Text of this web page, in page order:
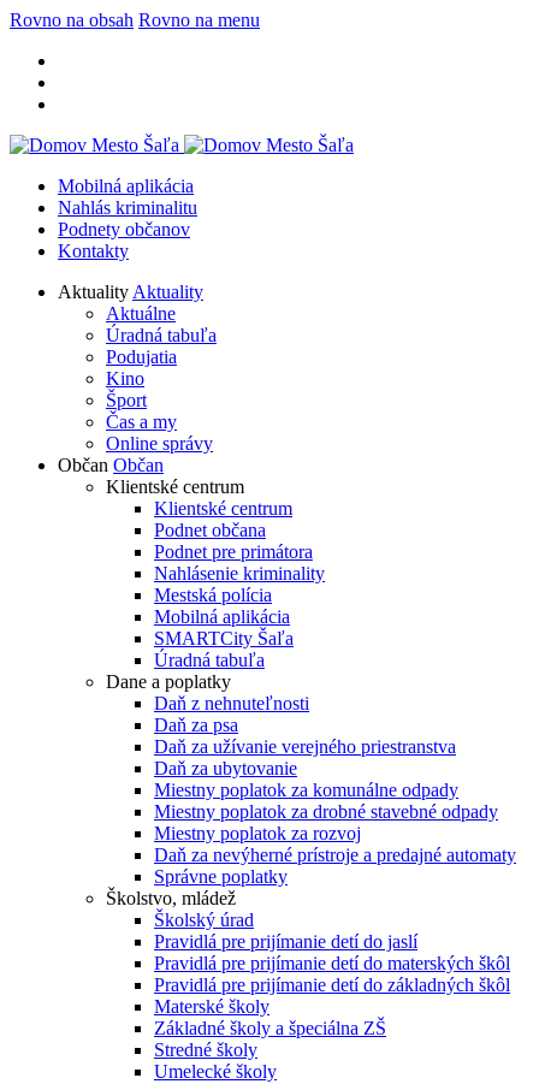
Rovno na obsah Rovno na menu
Mobilná aplikácia
Nahlás kriminalitu
Podnety občanov
Kontakty
Aktuality Aktuality
Aktuálne
Úradná tabuľa
Podujatia
Kino
Šport
Čas a my
Online správy
Občan Občan
Klientské centrum
Klientské centrum
Podnet občana
Podnet pre primátora
Nahlásenie kriminality
Mestská polícia
Mobilná aplikácia
SMARTCity Šaľa
Úradná tabuľa
Dane a poplatky
Daň z nehnuteľnosti
Daň za psa
Daň za užívanie verejného priestranstva
Daň za ubytovanie
Miestny poplatok za komunálne odpady
Miestny poplatok za drobné stavebné odpady
Miestny poplatok za rozvoj
Daň za nevýherné prístroje a predajné automaty
Správne poplatky
Školstvo, mládež
Školský úrad
Pravidlá pre prijímanie detí do jaslí
Pravidlá pre prijímanie detí do materských škôl
Pravidlá pre prijímanie detí do základných škôl
Materské školy
Základné školy a špeciálna ZŠ
Stredné školy
Umelecké školy